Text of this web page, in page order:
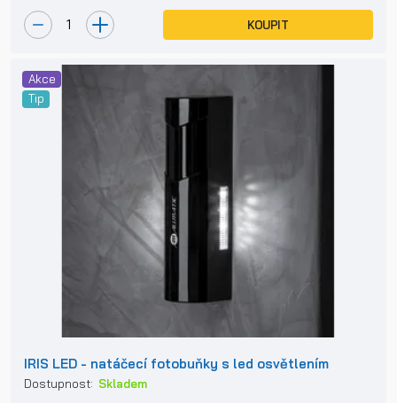
KOUPIT
Akce
Tip
IRIS LED - natáčecí fotobuňky s led osvětlením
Dostupnost: Skladem